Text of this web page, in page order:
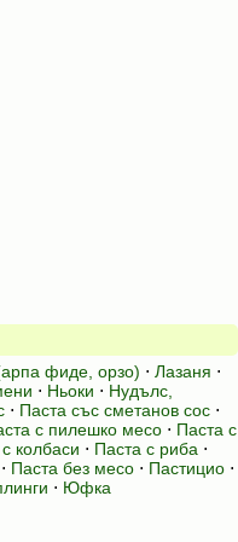
фиде, орзо) ⋅ Лазаня ⋅
⋅ Ньоки ⋅ Нудълс,
⋅ Паста със сметанов сос ⋅
с пилешко месо ⋅ Паста с
колбаси ⋅ Паста с риба ⋅
⋅ Паста без месо ⋅ Пастицио ⋅
⋅ Юфка